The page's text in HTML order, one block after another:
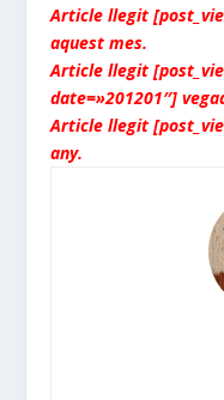
Article llegit
aquest mes.
Article llegit
date=»201201″]
Article llegit
any.